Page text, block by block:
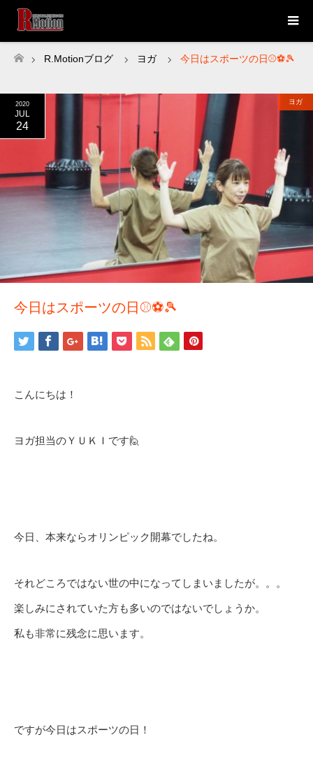
ホーム
R.Motionブログ ヨガ 今日はスポーツの日⚾⚽🎾
2020
JUL
24
ヨガ
今日はスポーツの日⚾⚽🎾
こんにちは！
ヨガ担当のＹＵＫＩです🙋
今日、本来ならオリンピック開幕でしたね。
それどころではない世の中になってしまいましたが。。。
楽しみにされていた方も多いのではないでしょうか。
私も非常に残念に思います。
ですが今日はスポーツの日！